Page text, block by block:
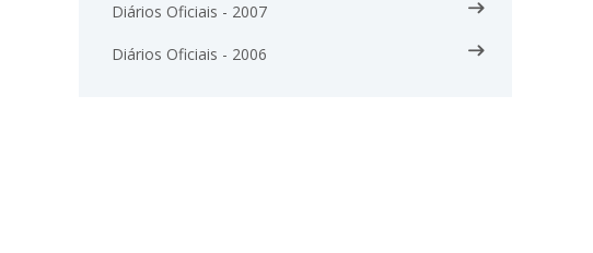
Diários Oficiais - 2007
Diários Oficiais - 2006